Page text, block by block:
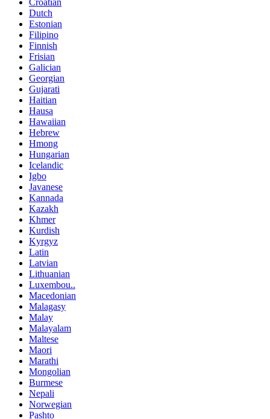
Croatian
Dutch
Estonian
Filipino
Finnish
Frisian
Galician
Georgian
Gujarati
Haitian
Hausa
Hawaiian
Hebrew
Hmong
Hungarian
Icelandic
Igbo
Javanese
Kannada
Kazakh
Khmer
Kurdish
Kyrgyz
Latin
Latvian
Lithuanian
Luxembou..
Macedonian
Malagasy
Malay
Malayalam
Maltese
Maori
Marathi
Mongolian
Burmese
Nepali
Norwegian
Pashto